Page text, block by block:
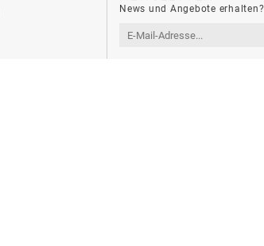
News und Angebote erhalten?